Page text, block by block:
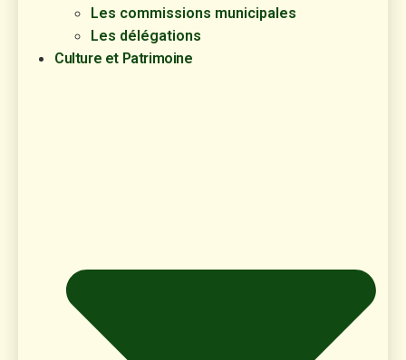
Les commissions municipales
Les délégations
Culture et Patrimoine